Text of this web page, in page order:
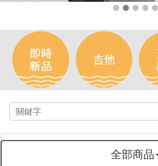
全部商品